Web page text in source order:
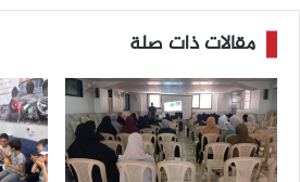
مقالات ذات صلة